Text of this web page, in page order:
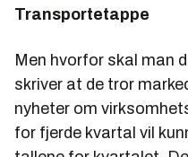
Transportetappe
Men hvorfor skal man
skriver at de tror
nyheter om
for fjerde kvartal vil